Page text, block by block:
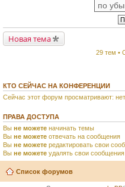
Новая тема
29 тем •
КТО СЕЙЧАС НА КОНФЕРЕНЦИИ
Сейчас этот форум просматривают:
ПРАВА ДОСТУПА
Вы не можете начинать темы
Вы не можете отвечать на сообщения
Вы не можете редактировать свои
Вы не можете удалять свои сообщения
Список форумов